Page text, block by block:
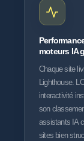
moteurs IA
Chaque site
Lighthouse.
interactivité
son
assistants IA
sites bien